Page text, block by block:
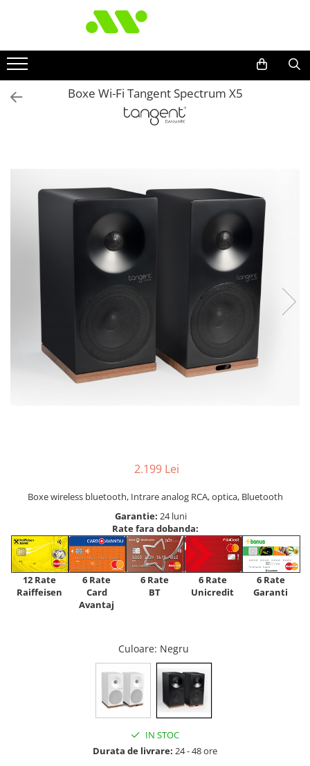
Boxe Wi-Fi Tangent Spectrum X5
2.199 Lei
Boxe wireless bluetooth, Intrare analog RCA, optica, Bluetooth
Garantie: 24 luni
Rate fara dobanda:
12 Rate
Raiffeisen
6 Rate
Card
Avantaj
6 Rate
BT
6 Rate
Unicredit
6 Rate
Garanti
Culoare: Negru
IN STOC
Durata de livrare: 24 - 48 ore